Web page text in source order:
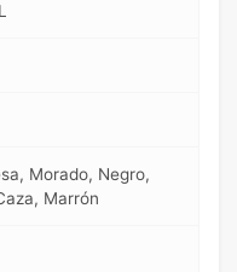
Morado, Negro,
Marrón